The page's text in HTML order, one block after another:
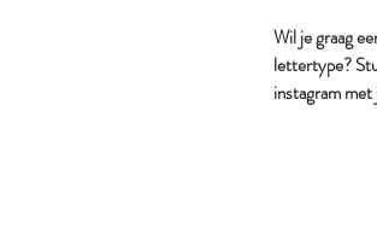
Wil je graag
lettertype?
instagram